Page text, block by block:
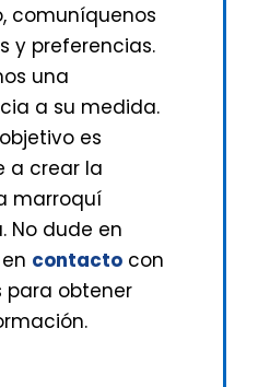
comuníquenos
y preferencias.
una
a su medida.
es
a crear la
marroquí
No dude en
contacto con
para obtener